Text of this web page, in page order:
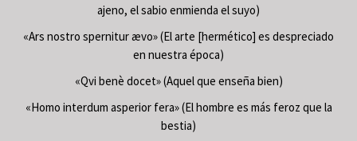
ajeno, el sabio enmienda el suyo)
«Ars nostro spernitur ævo» (El arte [hermético] es despreciado
en nuestra época)
«Qvi benè docet» (Aquel que enseña bien)
«Homo interdum asperior fera» (El hombre es más feroz que la
bestia)